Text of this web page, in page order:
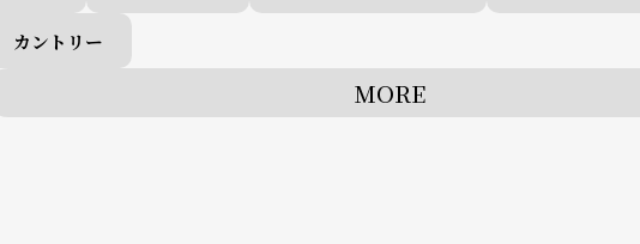
カントリー
MORE